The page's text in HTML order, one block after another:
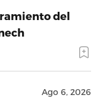
del
Ago 6, 2026